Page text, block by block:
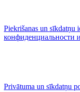
Piekrišanas un sīkdatņu
конфиденциальности
Privātuma un sīkdatņu